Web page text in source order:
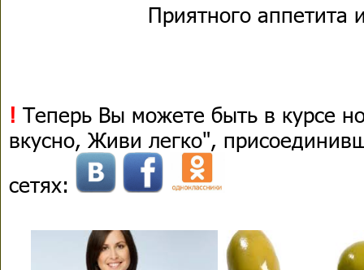
Приятного аппетита
! Теперь Вы можете быть в курсе
вкусно, Живи легко",
сетях: